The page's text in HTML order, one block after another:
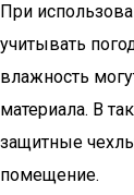
При
учитывать
влажность
материала. В
защитные
помещение.